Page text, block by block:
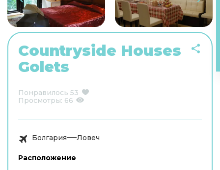
Countryside Houses
Golets
Понравилось 53
Просмотры: 66
Болгария Ловеч
Расположение